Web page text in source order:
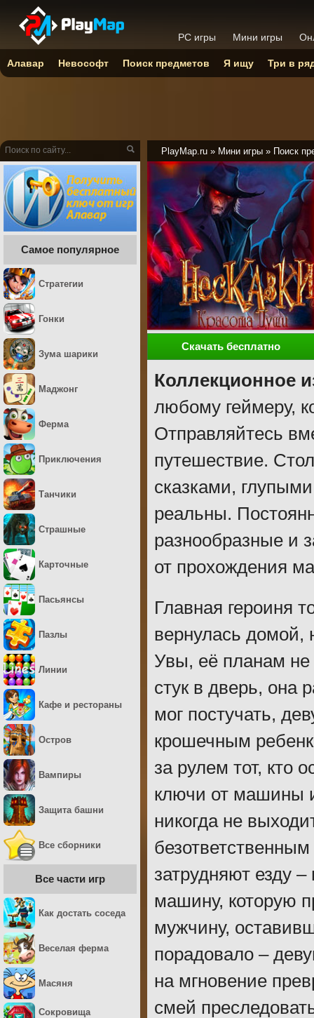
PlayMap.ru » Мини игры » Поиск
Скачать бесплатно
Коллекционное
любому геймеру,
Отправляйтесь
путешествие.
сказками,
реальны.
разнообразные и
от прохождения
Главная героиня
вернулась домой,
Увы, её планам
стук в дверь, она
мог постучать,
крошечным
за рулем тот, кто
ключи от машины
никогда не
затрудняют езду –
машину, которую
мужчину,
порадовало –
на мгновение
смей
Самое популярное
Стратегии
Гонки
Зума шарики
Маджонг
Ферма
Приключения
Танчики
Страшные
Карточные
Пасьянсы
Пазлы
Линии
Кафе и рестораны
Остров
Вампиры
Защита башни
Все сборники
Все части игр
Как достать соседа
Веселая ферма
Масяня
Сокровища
PC игры Мини игры
Алавар Невософт Поиск предметов Я ищу Три в